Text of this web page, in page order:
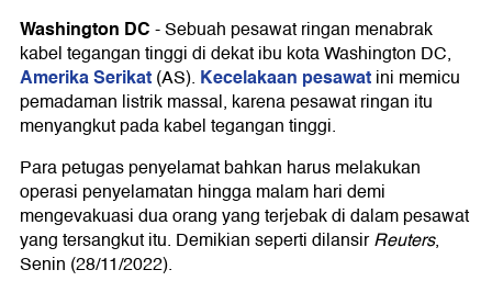
Washington DC-Sebuah pesawat ringan menabrak
kabel tegangan tinggi di dekat ibu kota Washington DC,
Amerika Serikat(AS). Kecelakaan pesawatini memicu
pemadaman listrik massal, karena pesawat ringan itu
menyangkut pada kabel tegangan tinggi.
Para petugas penyelamat bahkan harus melakukan
operasi penyelamatan hingga malam hari demi
mengevakuasi dua orang yang terjebak di dalam pesawat
yang tersangkut itu. Demikian seperti dilansirReuters,
Senin (28/11/2022).